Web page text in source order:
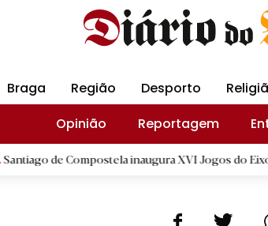
Braga Região Desporto
Opinião
Reportagem
Compostela inaugura XVI Jogos do Eixo